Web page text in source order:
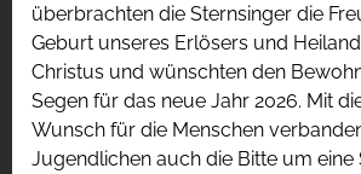
überbrachten die Sternsinger die
Geburt unseres Erlösers und
Christus und wünschten den
Segen für das neue Jahr 2026. Mit
Wunsch für die Menschen
Jugendlichen auch die Bitte um eine